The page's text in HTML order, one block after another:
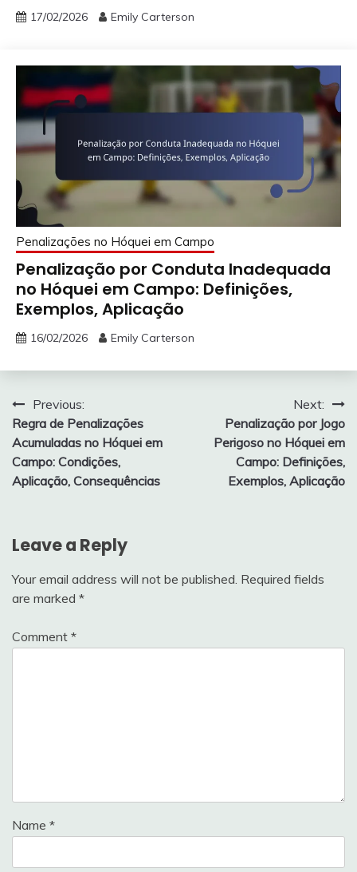
17/02/2026 Emily Carterson
Penalizações no Hóquei em Campo
Penalização por Conduta Inadequada
no Hóquei em Campo: Definições,
Exemplos, Aplicação
16/02/2026 Emily Carterson
Post
navigation
Previous:
Regra de Penalizações
Acumuladas no Hóquei em
Campo: Condições,
Aplicação, Consequências
Next:
Penalização por Jogo
Perigoso no Hóquei em
Campo: Definições,
Exemplos, Aplicação
Leave a Reply
Your email address will not be published. Required fields
are marked *
Comment *
Name *